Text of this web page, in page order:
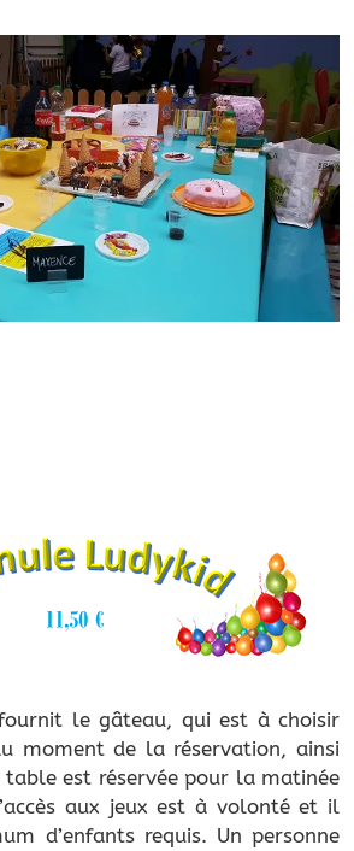
fournit le gâteau, qui est à choisir
moment de la réservation, ainsi
table est réservée pour la matinée
aux jeux est à volonté et il
d’enfants requis. Un personne